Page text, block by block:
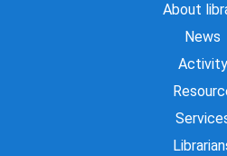
About
News
Activity